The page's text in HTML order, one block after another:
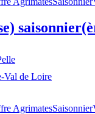
Val de Loire
AgrimatesSaisonnier